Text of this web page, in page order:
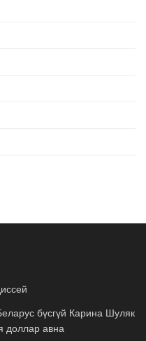
бүсгүй Карина Шуляк
доллар авна